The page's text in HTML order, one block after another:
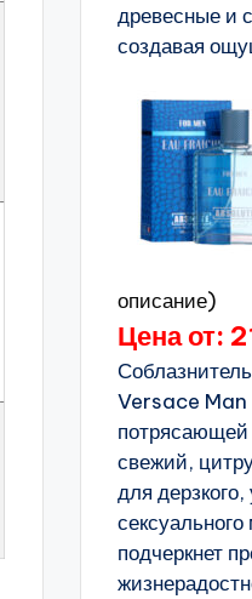
древесные и
создавая
описание)
Цена от:
Versace Man
свежий,
для дерзкого,
подчеркнет